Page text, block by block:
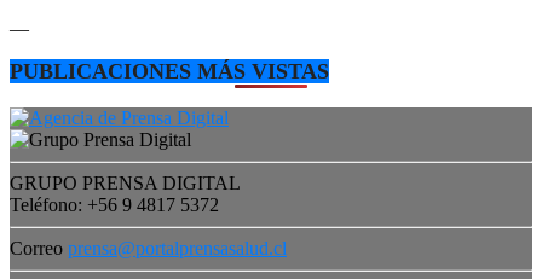
—
PUBLICACIONES MÁS VISTAS
GRUPO PRENSA DIGITAL
Teléfono: +56 9 4817 5372
Correo prensa@portalprensasalud.cl